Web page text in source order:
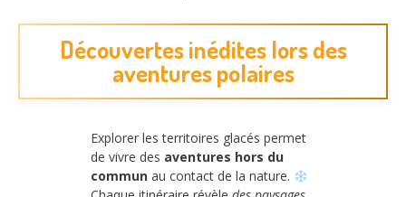
Découvertes inédites lors des
aventures polaires
Explorer les territoires glacés permet
de vivre des aventures hors du
commun au contact de la nature.